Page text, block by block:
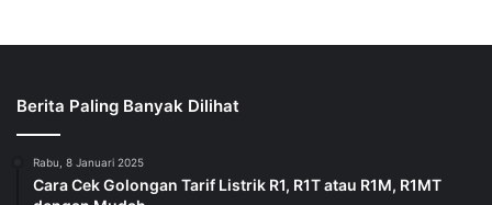
Berita Paling Banyak Dilihat
Rabu, 8 Januari 2025
Cara Cek Golongan Tarif Listrik R1, R1T atau R1M, R1MT